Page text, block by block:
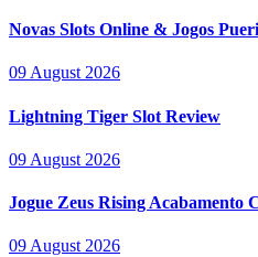
Novas Slots Online & Jogos
09 August 2026
Lightning Tiger Slot Review
09 August 2026
Jogue Zeus Rising Acabamento
09 August 2026